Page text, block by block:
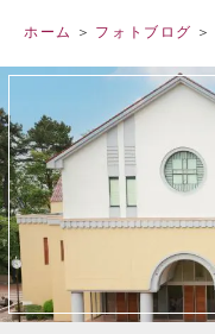
ホーム フォトブログ